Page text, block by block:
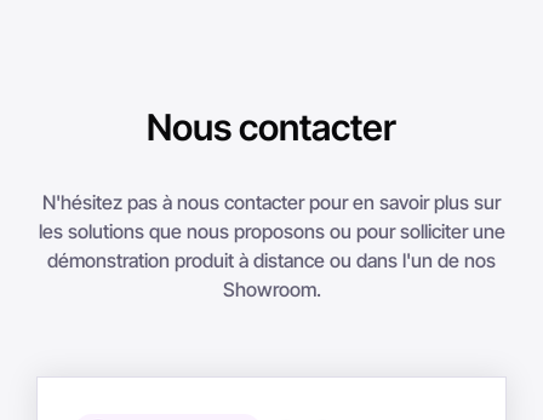
Nous contacter
N'hésitez pas à nous contacter pour en savoir plus sur
les solutions que nous proposons ou pour solliciter une
démonstration produit à distance ou dans l'un de nos
Showroom.